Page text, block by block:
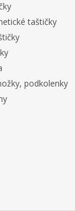
taštičky
podkolenky